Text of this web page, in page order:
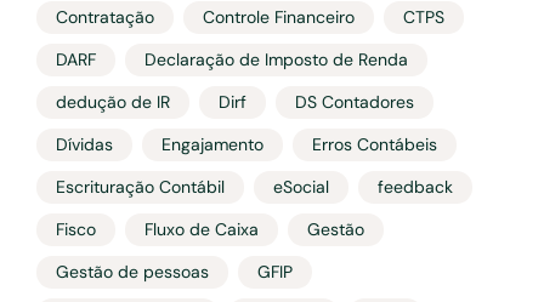
Contratação
Controle Financeiro
CTPS
DARF
Declaração de Imposto de Renda
dedução de IR
Dirf
DS Contadores
Dívidas
Engajamento
Erros Contábeis
Escrituração Contábil
eSocial
feedback
Fisco
Fluxo de Caixa
Gestão
Gestão de pessoas
GFIP